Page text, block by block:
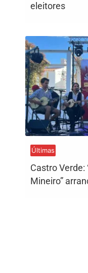
eleitores
Últimas
Castro Verde:
Mineiro”